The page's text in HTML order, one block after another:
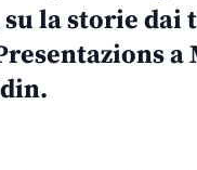
la storie dai
a